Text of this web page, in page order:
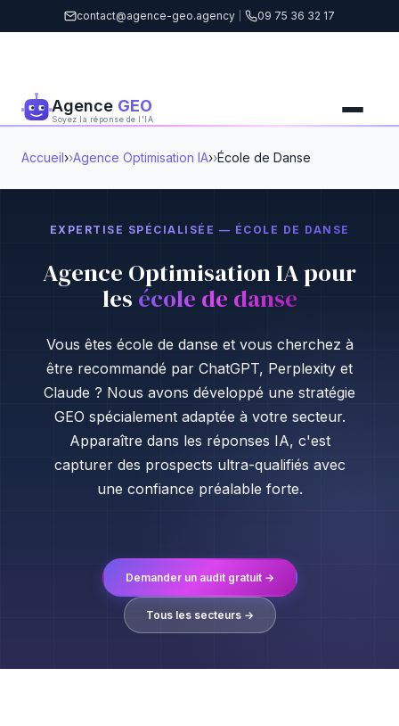
contact@agence-geo.agency 09 75 36 32 17
Agence GEO
Soyez la réponse de l'IA
Accueil› Agence Optimisation IA› École de Danse
EXPERTISE SPÉCIALISÉE — ÉCOLE DE DANSE
Agence Optimisation IA pour
les école de danse
Vous êtes école de danse et vous cherchez à
être recommandé par ChatGPT, Perplexity et
Claude ? Nous avons développé une stratégie
GEO spécialement adaptée à votre secteur.
Apparaître dans les réponses IA, c'est
capturer des prospects ultra-qualifiés avec
une confiance préalable forte.
Demander un audit gratuit →
Tous les secteurs →